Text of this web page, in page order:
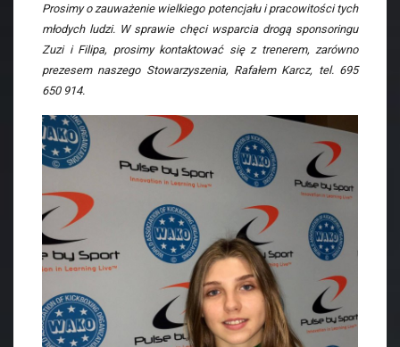
Prosimy o zauważenie wielkiego potencjału i pracowitości tych
młodych ludzi. W sprawie chęci wsparcia drogą sponsoringu
Zuzi i Filipa, prosimy kontaktować się z trenerem, zarówno
prezesem naszego Stowarzyszenia, Rafałem Karcz, tel. 695
650 914.